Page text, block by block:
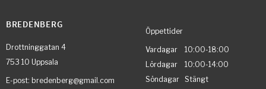
BREDENBERG
Drottninggatan 4
753 10 Uppsala
E-post: bredenberg@gmail.com
Öppettider
Vardagar 10:00-18:00
Lördagar 10:00-14:00
Söndagar Stängt